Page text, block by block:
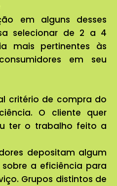
em alguns desses
selecionar de 2 a 4
mais pertinentes às
em seu
critério de compra do
O cliente quer
ter o trabalho feito a
depositam algum
a eficiência para
Grupos distintos de